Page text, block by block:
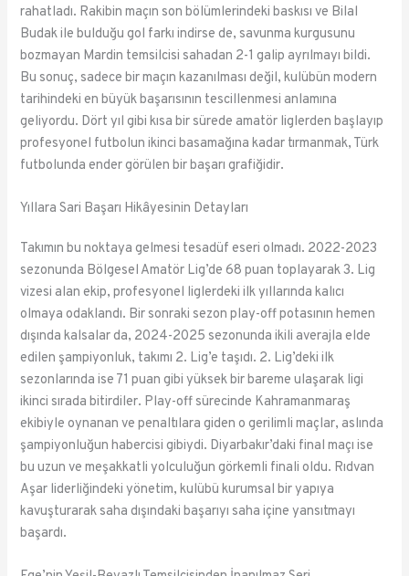
rahatladı. Rakibin maçın son bölümlerindeki baskısı ve Bilal
Budak ile bulduğu gol farkı indirse de, savunma kurgusunu
bozmayan Mardin temsilcisi sahadan 2-1 galip ayrılmayı bildi.
Bu sonuç, sadece bir maçın kazanılması değil, kulübün modern
tarihindeki en büyük başarısının tescillenmesi anlamına
geliyordu. Dört yıl gibi kısa bir sürede amatör liglerden başlayıp
profesyonel futbolun ikinci basamağına kadar tırmanmak, Türk
futbolunda ender görülen bir başarı grafiğidir.
Yıllara Sari Başarı Hikâyesinin Detayları
Takımın bu noktaya gelmesi tesadüf eseri olmadı. 2022-2023
sezonunda Bölgesel Amatör Lig’de 68 puan toplayarak 3. Lig
vizesi alan ekip, profesyonel liglerdeki ilk yıllarında kalıcı
olmaya odaklandı. Bir sonraki sezon play-off potasının hemen
dışında kalsalar da, 2024-2025 sezonunda ikili averajla elde
edilen şampiyonluk, takımı 2. Lig’e taşıdı. 2. Lig’deki ilk
sezonlarında ise 71 puan gibi yüksek bir bareme ulaşarak ligi
ikinci sırada bitirdiler. Play-off sürecinde Kahramanmaraş
ekibiyle oynanan ve penaltılara giden o gerilimli maçlar, aslında
şampiyonluğun habercisi gibiydi. Diyarbakır’daki final maçı ise
bu uzun ve meşakkatli yolculuğun görkemli finali oldu. Rıdvan
Aşar liderliğindeki yönetim, kulübü kurumsal bir yapıya
kavuşturarak saha dışındaki başarıyı saha içine yansıtmayı
başardı.